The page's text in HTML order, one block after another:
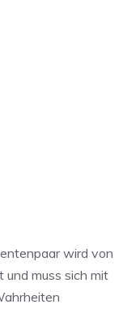
wird von
und muss sich mit